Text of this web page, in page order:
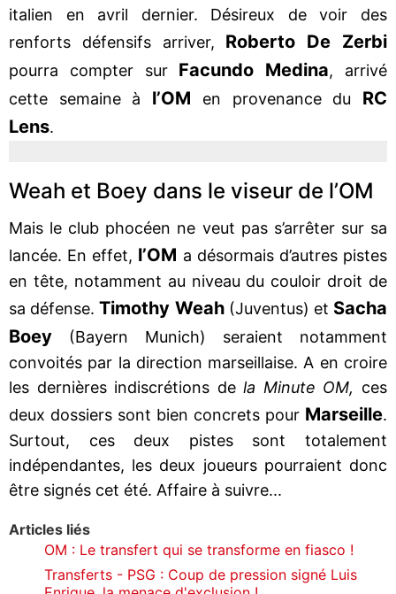
italien en avril dernier. Désireux de voir des
renforts défensifs arriver, Roberto De Zerbi
pourra compter sur Facundo Medina, arrivé
cette semaine à l’OM en provenance du RC
Lens.
Weah et Boey dans le viseur de l’OM
Mais le club phocéen ne veut pas s’arrêter sur sa
lancée. En effet, l’OM a désormais d’autres pistes
en tête, notamment au niveau du couloir droit de
sa défense.Timothy Weah(Juventus) et Sacha
Boey (Bayern Munich) seraient notamment
convoités par la direction marseillaise. A en croire
les dernières indiscrétions dela Minute OM, ces
deux dossiers sont bien concrets pour Marseille.
Surtout, ces deux pistes sont totalement
indépendantes, les deux joueurs pourraient donc
être signés cet été. Affaire à suivre...
Articles liés
OM : Le transfert qui se transforme en fiasco !
Transferts - PSG : Coup de pression signé Luis